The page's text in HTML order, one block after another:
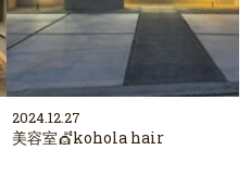
2024.12.27
美容室💇kohola hair